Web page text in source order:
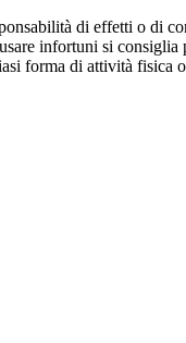
di effetti o di
infortuni si consiglia
forma di attività fisica